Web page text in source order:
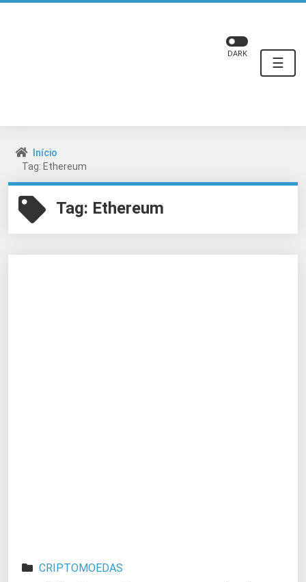
☰
DARK
Início
Tag: Ethereum
Tag: Ethereum
CRIPTOMOEDAS